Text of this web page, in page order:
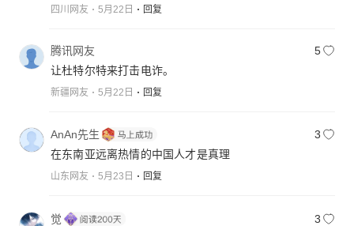
四川网友 5月22日 回复
腾讯网友
5
让杜特尔特来打击电诈。
新疆网友 5月22日 回复
AnAn先生
3
在东南亚远离热情的中国人才是真理
山东网友 5月23日 回复
觉
3